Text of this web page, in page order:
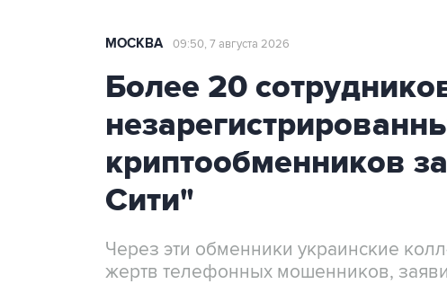
МОСКВА 09:50, 7 августа 2026
Более 20
криптообменников
Сити"
Через эти обменники украинские
жертв телефонных мошенников,